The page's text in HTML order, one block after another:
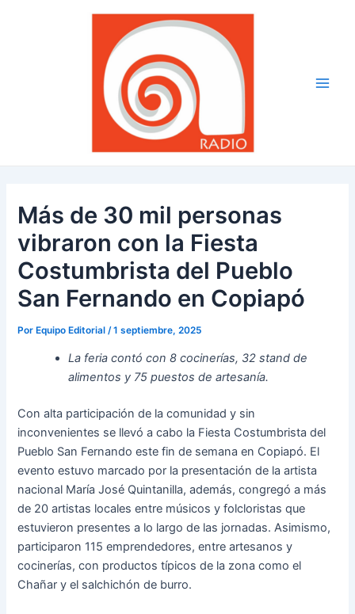
Más de 30 mil personas
vibraron con la Fiesta
Costumbrista del Pueblo
San Fernando en Copiapó
Por Equipo Editorial/1 septiembre, 2025
La feria contó con 8 cocinerías, 32 stand de
alimentos y 75 puestos de artesanía.
Con alta participación de la comunidad y sin
inconvenientes se llevó a cabo la Fiesta Costumbrista del
Pueblo San Fernando este fin de semana en Copiapó. El
evento estuvo marcado por la presentación de la artista
nacional María José Quintanilla, además, congregó a más
de 20 artistas locales entre músicos y folcloristas que
estuvieron presentes a lo largo de las jornadas. Asimismo,
participaron 115 emprendedores, entre artesanos y
cocinerías, con productos típicos de la zona como el
Chañar y el salchichón de burro.